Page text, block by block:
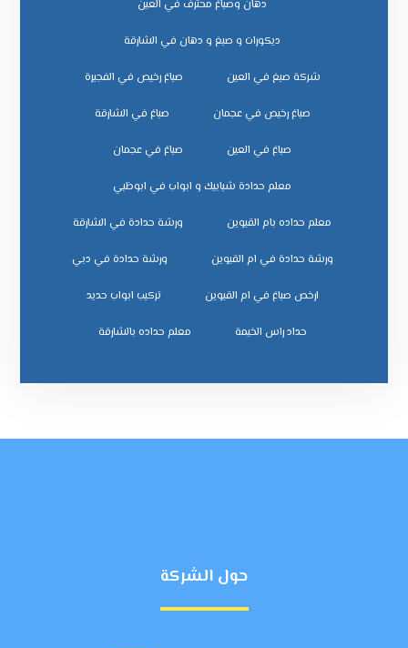
دهان وصباغ محترف في العين
ديكورات و صبغ و دهان في الشارقة
شركة صبغ في العين صباغ رخيص في الفجيرة
صباغ رخيص في عجمان صباغ في الشارقة
صباغ في العين صباغ في عجمان
معلم حدادة شبابيك و ابواب في ابوظبي
معلم حداده بام القيوين ورشة حدادة في الشارقة
ورشة حدادة في ام القيوين ورشة حدادة في دبي
ﺗﺮﻛﻴﺐ اﺑﻮاب ﺣﺪﻳﺪ
ﺣﺪاد راس اﻟﺨﻴﻤﺔ ﻣﻌﻠﻢ ﺣﺪاده ﺑﺎﻟﺸﺎرﻗﺔ
حول الشركة